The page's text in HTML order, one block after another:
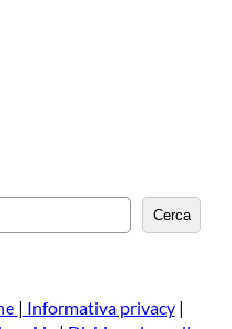
Cerca
| Informativa privacy|